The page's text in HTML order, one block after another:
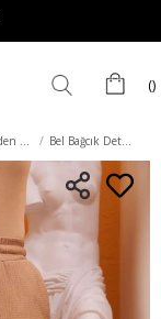
Büyük Beden Kumaş Pantolon Bel Bağcık Detaylı Yırtmaçlı Büyük Beden Bej Bürümcük Pantolon